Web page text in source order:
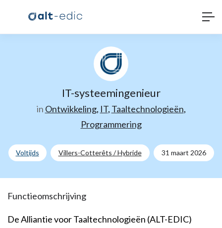
IT-systeemingenieur
in Ontwikkeling, IT, Taaltechnologieën,
Programmering
Voltijds Villers-Cotterêts / Hybride 31 maart 2026
Functieomschrijving
De Alliantie voor Taaltechnologieën (ALT-EDIC)